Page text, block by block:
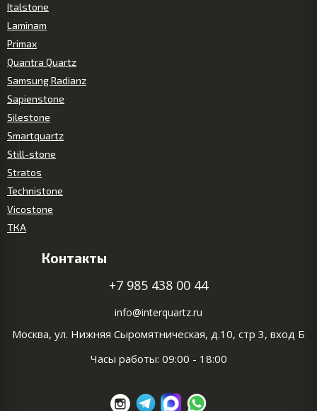
Italstone
Laminam
Primax
Quantra Quartz
Samsung Radianz
Sapienstone
Silestone
Smartquartz
Still-stone
Stratos
Technistone
Vicostone
ТКА
Контакты
+7 985 438 00 44
info@interquartz.ru
Москва, ул. Нижняя Сыромятническая, д.10, стр 3, вход Б
Часы работы: 09:00 - 18:00